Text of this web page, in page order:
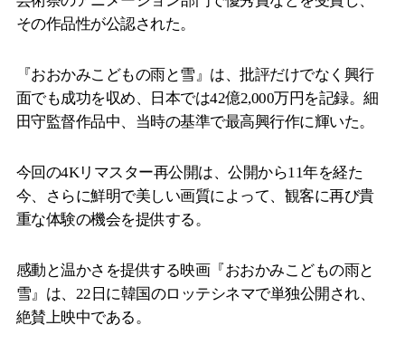
その作品性が公認された。
『おおかみこどもの雨と雪』は、批評だけでなく興行
面でも成功を収め、日本では42億2,000万円を記録。細
田守監督作品中、当時の基準で最高興行作に輝いた。
今回の4Kリマスター再公開は、公開から11年を経た
今、さらに鮮明で美しい画質によって、観客に再び貴
重な体験の機会を提供する。
感動と温かさを提供する映画『おおかみこどもの雨と
雪』は、22日に韓国のロッテシネマで単独公開され、
絶賛上映中である。